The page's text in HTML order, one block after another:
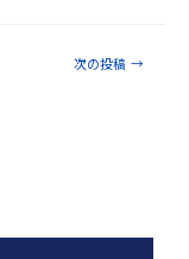
次の投稿 →